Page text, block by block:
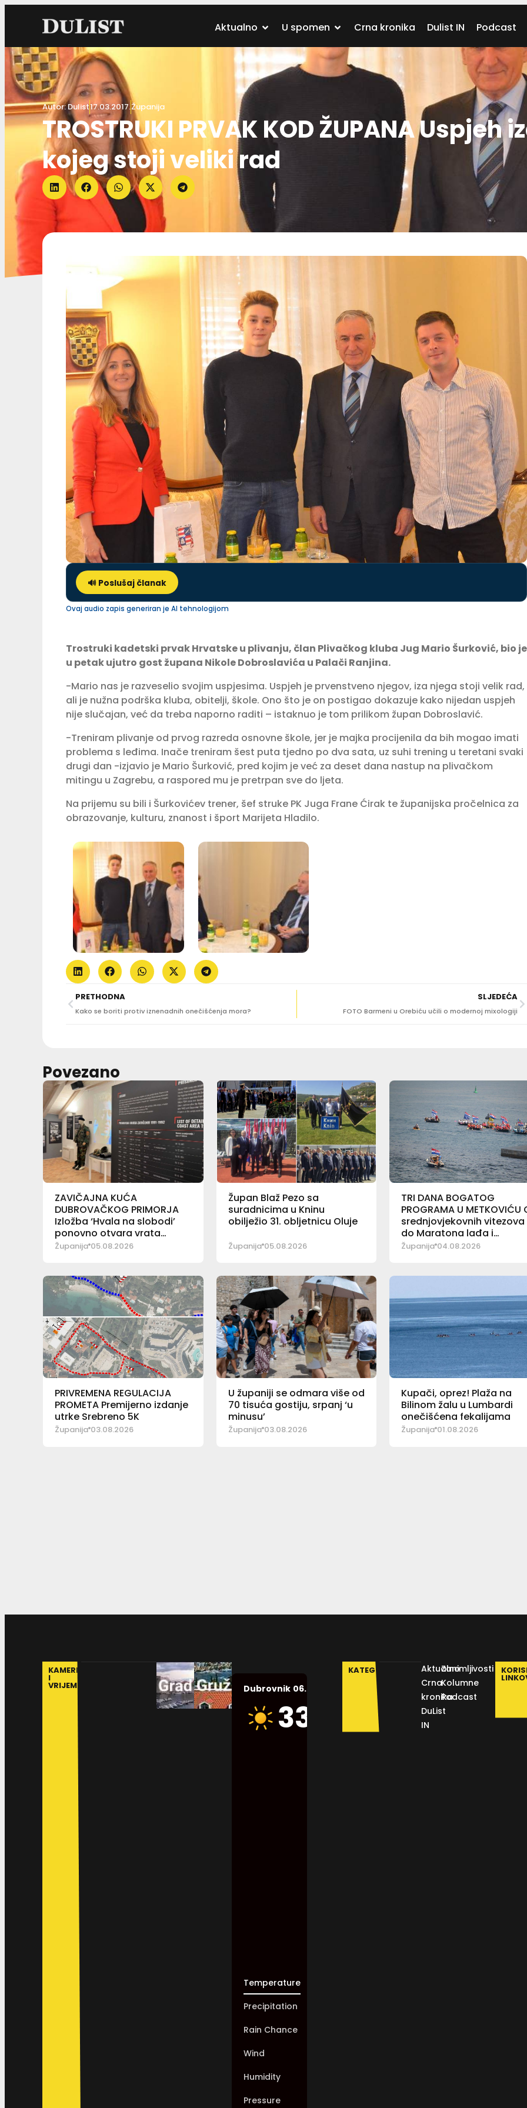
Aktualno U spomen Crna kronika Dulist IN Podcast
Autor:Dulist17.03.2017.Županija
TROSTRUKI PRVAK KOD ŽUPANA Uspjeh
kojeg stoji veliki rad
🔊 Poslušaj članak
Ovaj audio zapis generiran je AI tehnologijom
Trostruki kadetski prvak Hrvatske u plivanju, član Plivačkog kluba Jug Mario Šurković, bio je
u petak ujutro gost župana Nikole Dobroslavića u Palači Ranjina.
-Mario nas je razveselio svojim uspjesima. Uspjeh je prvenstveno njegov, iza njega stoji velik rad,
ali je nužna podrška kluba, obitelji, škole. Ono što je on postigao dokazuje kako nijedan uspjeh
nije slučajan, već da treba naporno raditi – istaknuo je tom prilikom župan Dobroslavić.
-Treniram plivanje od prvog razreda osnovne škole, jer je majka procijenila da bih mogao imati
problema s leđima. Inače treniram šest puta tjedno po dva sata, uz suhi trening u teretani svaki
drugi dan -izjavio je Mario Šurković, pred kojim je već za deset dana nastup na plivačkom
mitingu u Zagrebu, a raspored mu je pretrpan sve do ljeta.
Na prijemu su bili i Šurkovićev trener, šef struke PK Juga Frane Ćirak te županijska pročelnica za
obrazovanje, kulturu, znanost i šport Marijeta Hladilo.
PRETHODNA
Kako se boriti protiv iznenadnih onečišćenja mora?
SLJEDEĆA
FOTO Barmeni u Orebiću učili o modernoj mixologiji
Povezano
ZAVIČAJNA KUĆA
DUBROVAČKOG PRIMORJA
Izložba ‘Hvala na slobodi’
ponovno otvara vrata
posjetiteljima
Županija 05.08.2026
Župan Blaž Pezo sa
suradnicima u Kninu
obilježio 31. obljetnicu Oluje
Županija 05.08.2026
TRI DANA BOGATOG
PROGRAMA U METKOVIĆU
srednjovjekovnih vitezova
do Maratona lađa i
Jerkovačke fešte
Županija 04.08.2026
PRIVREMENA REGULACIJA
PROMETA Premijerno izdanje
utrke Srebreno 5K
Županija 03.08.2026
U županiji se odmara više od
70 tisuća gostiju, srpanj ‘u
minusu’
Županija 03.08.2026
Kupači, oprez! Plaža na
Bilinom žalu u Lumbardi
onečišćena fekalijama
Županija 01.08.2026
KAMERE
I
VRIJEME Dubrovnik 06.08.2026.
33
Humidity:
Temperature
Precipitation
Rain Chance
Wind
Humidity
Pressure
KATEGORIJE
Aktualno
Crna
kronika
DuList
IN
Zanimljivosti
Kolumne
Podcast